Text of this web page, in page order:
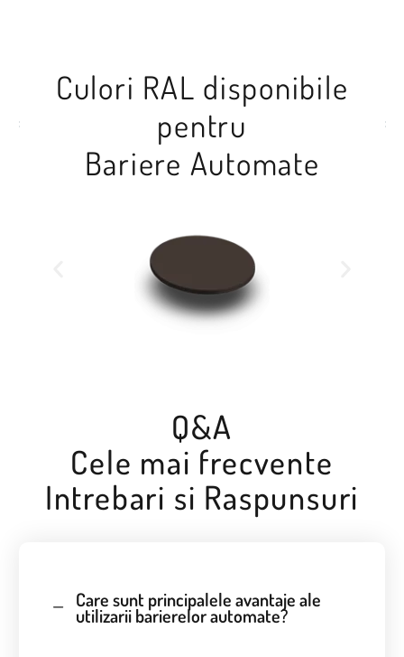
Culori RAL disponibile
pentru
Bariere Automate
Q&A
Cele mai frecvente
Intrebari si Raspunsuri
Care sunt principalele avantaje ale
utilizarii barierelor automate?